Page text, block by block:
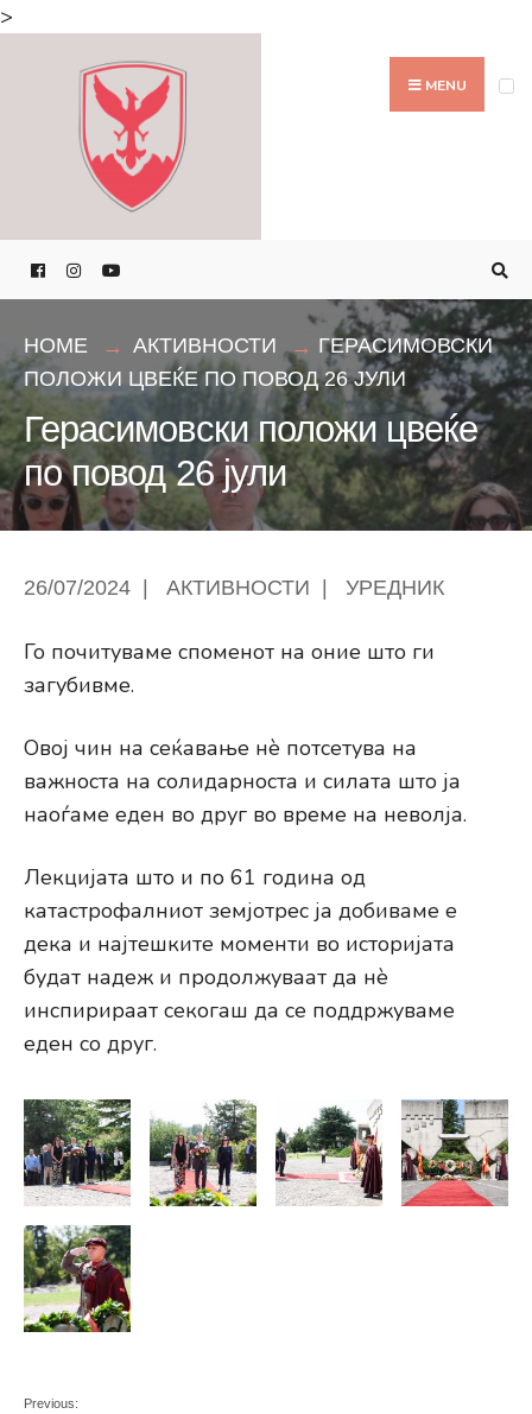
>
MENU
HOME АКТИВНОСТИ
ГЕРАСИМОВСКИ
ПОЛОЖИ ЦВЕЌЕ ПО ПОВОД 26 ЈУЛИ
Герасимовски положи цвеќе
по повод 26 јули
26/07/2024 АКТИВНОСТИ УРЕДНИК
Го почитуваме споменот на оние што ги
загубивме.
Овој чин на сеќавање нè потсетува на
важноста на солидарноста и силата што ја
наоѓаме еден во друг во време на неволја.
Лекцијата што и по 61 година од
катастрофалниот земјотрес ја добиваме е
дека и најтешките моменти во историјата
будат надеж и продолжуваат да нè
инспирираат секогаш да се поддржуваме
еден со друг.
Previous: